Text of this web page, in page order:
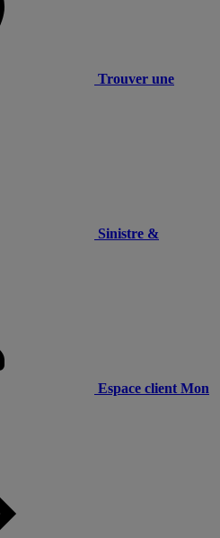
Trouver une
Sinistre &
Espace client Mon